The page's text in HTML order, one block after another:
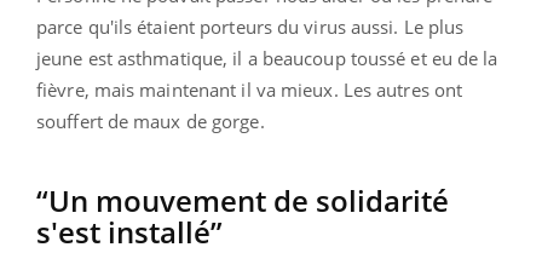
parce qu'ils étaient porteurs du virus aussi. Le plus
jeune est asthmatique, il a beaucoup toussé et eu de la
fièvre, mais maintenant il va mieux. Les autres ont
souffert de maux de gorge.
“Un mouvement de solidarité
s'est installé”